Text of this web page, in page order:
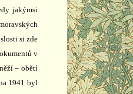
jakýmsi
si zde
v
– obětí
1941 byl